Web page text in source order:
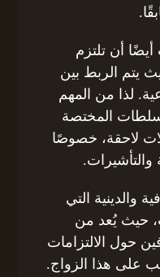
أيضًا أن تلتزم
يتم الربط بين
لذا من المهم
المختصة
لاحقة، خصوصًا
والتأشيرات.
والدينية التي
حيث يُعد من
حول الالتزامات
على هذا الزواج.